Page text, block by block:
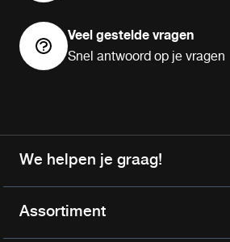
Veel gestelde vragen
Snel antwoord op je vragen
We helpen je graag!
Assortiment